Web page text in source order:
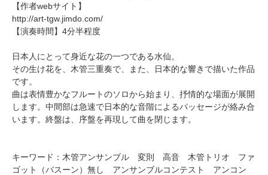
【作者webサイト】
http://art-tgw.jimdo.com/
【演奏時間】4分半程度
日本人にとって身近な花の一つである水仙。
その生け花を、木管三重奏で、また、日本的な響きで描いた作品
です。
曲は表情豊かなフルートのソロから始まり、抒情的な場面が展開
します。中間部は急速で日本的な音階によるパッセージが絡み合
います。終盤は、序盤を再現して曲を閉じます。
キーワード：木管アンサンブル 変則 高音 木管トリオ ファ
ゴット（バスーン）無し アンサンブルコンテスト アンコン